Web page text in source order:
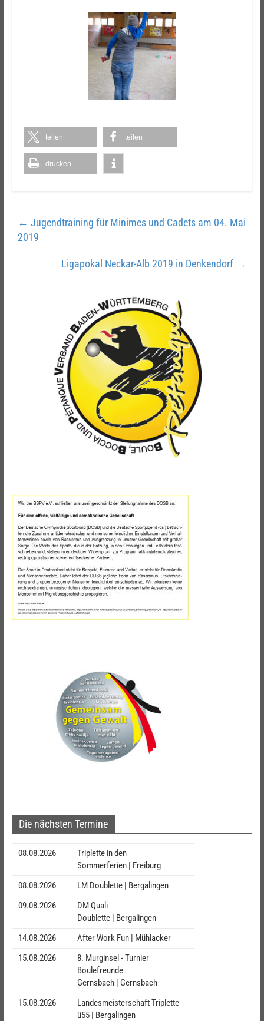
teilen teilen
drucken
← Jugendtraining für Minimes und Cadets am 04. Mai
2019
Ligapokal Neckar-Alb 2019 in Denkendorf →
Die nächsten Termine
08.08.2026
Triplette in den
Sommerferien | Freiburg
08.08.2026
LM Doublette | Bergalingen
09.08.2026
DM Quali
Doublette | Bergalingen
14.08.2026
After Work Fun | Mühlacker
15.08.2026
8. Murginsel - Turnier
Boulefreunde
Gernsbach | Gernsbach
15.08.2026
Landesmeisterschaft Triplette
ü55 | Bergalingen